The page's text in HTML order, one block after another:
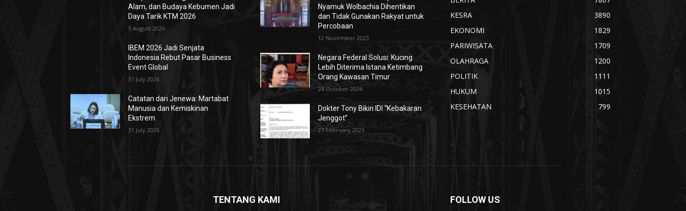
Alam, dan Budaya Kebumen Jadi
Daya Tarik KTM 2026
5 August 2026
IBEM 2026 Jadi Senjata
Indonesia Rebut Pasar Business
Event Global
31 July 2026
Catatan dari Jenewa: Martabat
Manusia dan Kemiskinan
Ekstrem
31 July 2026
Nyamuk Wolbachia Dihentikan
dan Tidak Gunakan Rakyat untuk
Percobaan
12 November 2023
Negara Federal Solusi: Kucing
Lebih Diterima Istana Ketimbang
Orang Kawasan Timur
24 October 2024
Dokter Tony Bikin IDI “Kebakaran
Jenggot”
27 February 2023
KESRA
3890
EKONOMI
1829
PARIWISATA
1709
OLAHRAGA
1200
POLITIK
1111
HUKUM
1015
KESEHATAN
799
TENTANG KAMI FOLLOW US